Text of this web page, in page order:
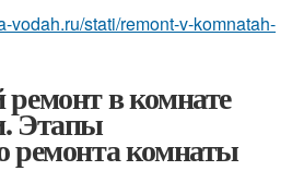
vodah.ru/stati/remont-v-komnatah-
в комнате
Этапы
ремонта комнаты